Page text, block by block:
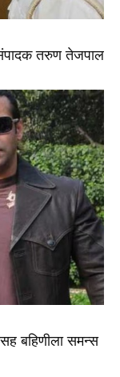
तरुण तेजपाल
बहिणीला समन्स